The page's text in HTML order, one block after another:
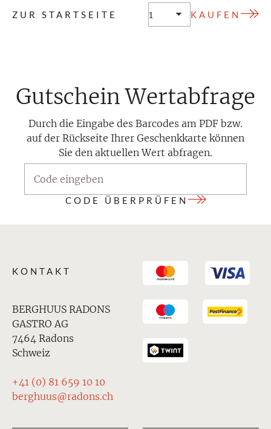
ZUR STARTSEITE
Gutschein Wertabfrage
Durch die Eingabe des Barcodes am PDF bzw.
auf der Rückseite Ihrer Geschenkkarte können
Sie den aktuellen Wert abfragen.
CODE ÜBERPRÜFEN
KONTAKT
BERGHUUS RADONS
GASTRO AG
7464 Radons
Schweiz
+41 (0) 81 659 10 10
berghuus@radons.ch